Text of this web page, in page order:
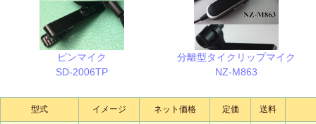
ピンマイク
SD-2006TP
分離型タイクリップマイク
NZ-M863
型式 イメージ ネット価格 定価 送料